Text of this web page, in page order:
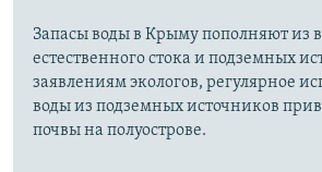
Запасы воды в Крыму пополняют из
естественного стока и подземных
заявлениям экологов, регулярное
воды из подземных источников
почвы на полуострове.